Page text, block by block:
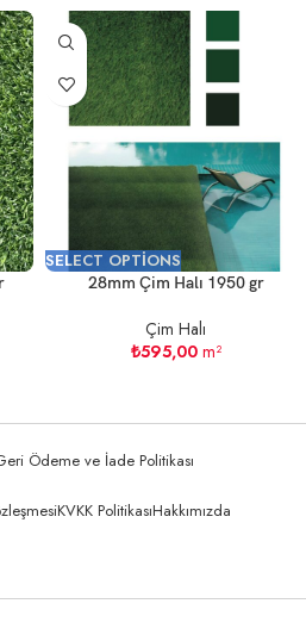
SELECT OPTIONS
28mm Çim Halı 1950 gr
Çim Halı
₺595,00m²
Ödeme ve İade Politikası
KVKK PolitikasıHakkımızda